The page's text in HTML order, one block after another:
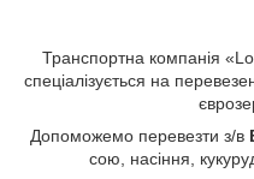
Транспортна компанія
спеціалізується на
Допоможемо перевезти з/в
сою, насіння,